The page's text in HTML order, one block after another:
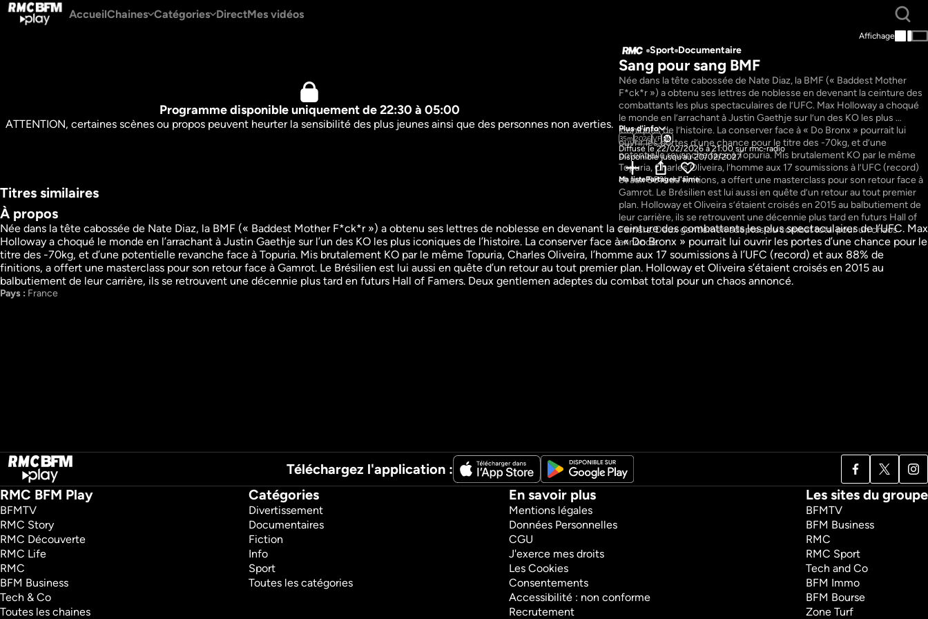
AccueilChaines Catégories DirectMes vidéos
Programme disponible uniquement de 22:30 à 05:00
ATTENTION, certaines scènes ou propos peuvent heurter la sensibilité des plus jeunes ainsi que des personnes non averties.
Affichage
Sport Documentaire
Sang pour sang BMF
Née dans la tête cabossée de Nate Diaz, la BMF (« Baddest Mother
F*ck*r ») a obtenu ses lettres de noblesse en devenant la ceinture des
combattants les plus spectaculaires de l’UFC. Max Holloway a choqué
le monde en l’arrachant à Justin Gaethje sur l’un des KO les plus
iconiques de l’histoire. La conserver face à « Do Bronx » pourrait lui
ouvrir les portes d’une chance pour le titre des -70kg, et d’une
potentielle revanche face à Topuria. Mis brutalement KO par le même
Topuria, Charles Oliveira, l’homme aux 17 soumissions à l’UFC (record)
et aux 88% de finitions, a offert une masterclass pour son retour face à
Gamrot. Le Brésilien est lui aussi en quête d’un retour au tout premier
plan. Holloway et Oliveira s’étaient croisés en 2015 au balbutiement de
leur carrière, ils se retrouvent une décennie plus tard en futurs Hall of
Famers. Deux gentlemen adeptes du combat total pour un chaos
annoncé.
Plus d'info
35m2026VF
Diffusé le 22/02/2026 à 21:00 sur rmc-radio
Disponible jusqu'au 20/02/2027
Ma listePartagerJ'aime
Titres similaires
Privilèges
Sport
Documentaire
38mVF
Regarder
Toxique
Sport
Documentaire
33m VF
Hors Cage
Sport
Documentaire
36m VF
Face à l'Histoire
Sport
Documentaire
1h1mVF
Immortel
Sport
Documentaire
45m VF
À propos
Née dans la tête cabossée de Nate Diaz, la BMF (« Baddest Mother F*ck*r ») a obtenu ses lettres de noblesse en devenant la ceinture des combattants les plus spectaculaires de l’UFC. Max
Holloway a choqué le monde en l’arrachant à Justin Gaethje sur l’un des KO les plus iconiques de l’histoire. La conserver face à « Do Bronx » pourrait lui ouvrir les portes d’une chance pour le
titre des -70kg, et d’une potentielle revanche face à Topuria. Mis brutalement KO par le même Topuria, Charles Oliveira, l’homme aux 17 soumissions à l’UFC (record) et aux 88% de
finitions, a offert une masterclass pour son retour face à Gamrot. Le Brésilien est lui aussi en quête d’un retour au tout premier plan. Holloway et Oliveira s’étaient croisés en 2015 au
balbutiement de leur carrière, ils se retrouvent une décennie plus tard en futurs Hall of Famers. Deux gentlemen adeptes du combat total pour un chaos annoncé.
Pays : France
Téléchargez l'application :
RMC BFM Play
BFMTV
RMC Story
RMC Découverte
RMC Life
RMC
BFM Business
Tech & Co
Toutes les chaines
Catégories
Divertissement
Documentaires
Fiction
Info
Sport
Toutes les catégories
En savoir plus
Mentions légales
Données Personnelles
CGU
J'exerce mes droits
Les Cookies
Consentements
Accessibilité : non conforme
Recrutement
Les sites du groupe
BFMTV
BFM Business
RMC
RMC Sport
Tech and Co
BFM Immo
BFM Bourse
Zone Turf